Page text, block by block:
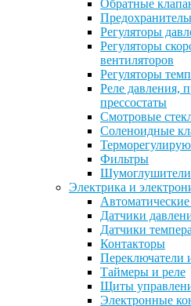
Обратные
Регуляторы
Регуляторы
вентиляторов
Регуляторы
Реле давления,
прессостаты
Смотровые
Соленоидные
Фильтры
Шумоглушители
Электрика и
Датчики
Датчики
Контакторы
Переключатели
Таймеры и реле
Щиты
Электронные